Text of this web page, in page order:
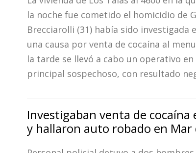
Deportes
Espectáculos
Policiales
Cartelera
Familia
Clasificados
la noche fue cometido el homicidio de
Brecciarolli (31) había sido investigada
una causa por venta de cocaína al
la tarde se llevó a cabo un operativo en
principal sospechoso, con resultado
Investigaban venta de cocaína
y hallaron auto robado en Mar